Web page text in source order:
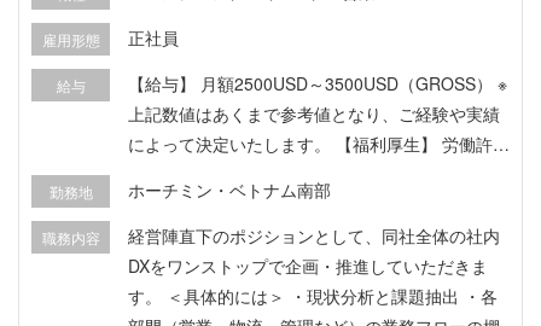
方を募集しています。 【組織構成・働く環境】 ・
司： 現地法人代表（日本人） ・管理対象： 設計
ローカルスタッフ ・社内言語： 英語
雇用形態 正社員
給与
【給与】 月額2500USD～3500USD（GROSS） ※
上記数値はあくまで参考値となり、ご経験や実績
によって決定いたします。 【福利厚生】 労働許可
勤務地 ホーチミン・ベトナム南部
職務内容
経営陣直下のポジションとして、同社全体の社内
DXをワンストップで企画・推進していただきま
す。 ＜具体的には＞ ・現状分析と課題抽出 ・各